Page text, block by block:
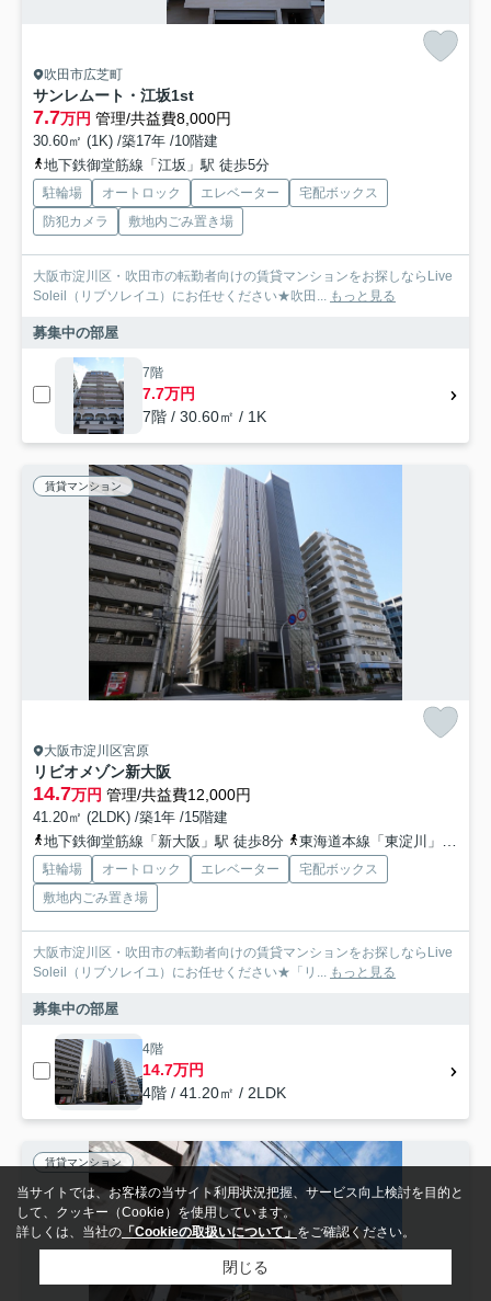
吹田市広芝町
サンレムート・江坂1st
7.7万円 管理/共益費8,000円
30.60㎡ (1K) /築17年 /10階建
地下鉄御堂筋線「江坂」駅 徒歩5分
駐輪場 オートロック エレベーター
宅配ボックス
防犯カメラ
敷地内ごみ置き場
大阪市淀川区・吹田市の転勤者向けの賃貸マンションをお探しならLive
Soleil（リブソレイユ）にお任せください★吹田...
もっと見る
募集中の部屋
7階
7.7万円
7階 / 30.60㎡ / 1K
賃貸マンション
大阪市淀川区宮原
リビオメゾン新大阪
14.7万円 管理/共益費12,000円
41.20㎡ (2LDK) /築1年 /15階建
地下鉄御堂筋線「新大阪」駅 徒歩8分
東海道本線「東淀川」駅 徒歩4分
駐輪場 オートロック エレベーター
宅配ボックス
敷地内ごみ置き場
大阪市淀川区・吹田市の転勤者向けの賃貸マンションをお探しならLive
Soleil（リブソレイユ）にお任せください★「リ...
もっと見る
募集中の部屋
4階
14.7万円
4階 / 41.20㎡ / 2LDK
賃貸マンション
当サイトでは、お客様の当サイト利用状況把握、サービス向上検討を目的と
して、クッキー（Cookie）を使用しています。
詳しくは、当社の 「Cookieの取扱いについて」 をご確認ください。
閉じる